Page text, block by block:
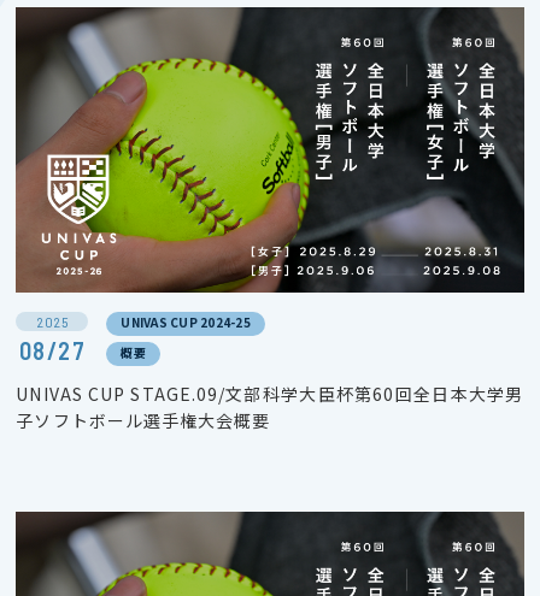
2025
08/27
UNIVAS CUP 2024-25
概要
UNIVAS CUP STAGE.09/文部科学大臣杯第60回全日本大学男
子ソフトボール選手権大会概要